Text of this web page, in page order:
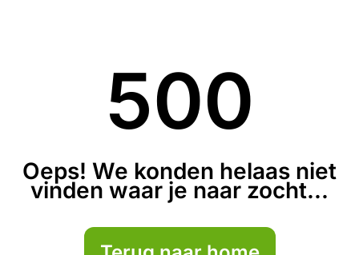
500
Oeps! We konden helaas niet
vinden waar je naar zocht...